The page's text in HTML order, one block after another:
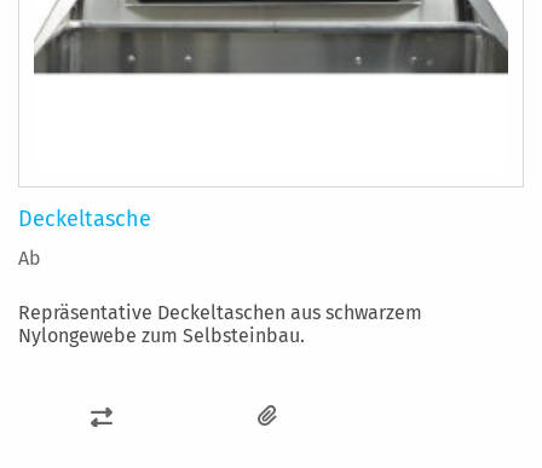
Deckeltasche
Ab
Repräsentative Deckeltaschen aus schwarzem
Nylongewebe zum Selbsteinbau.
ZUR